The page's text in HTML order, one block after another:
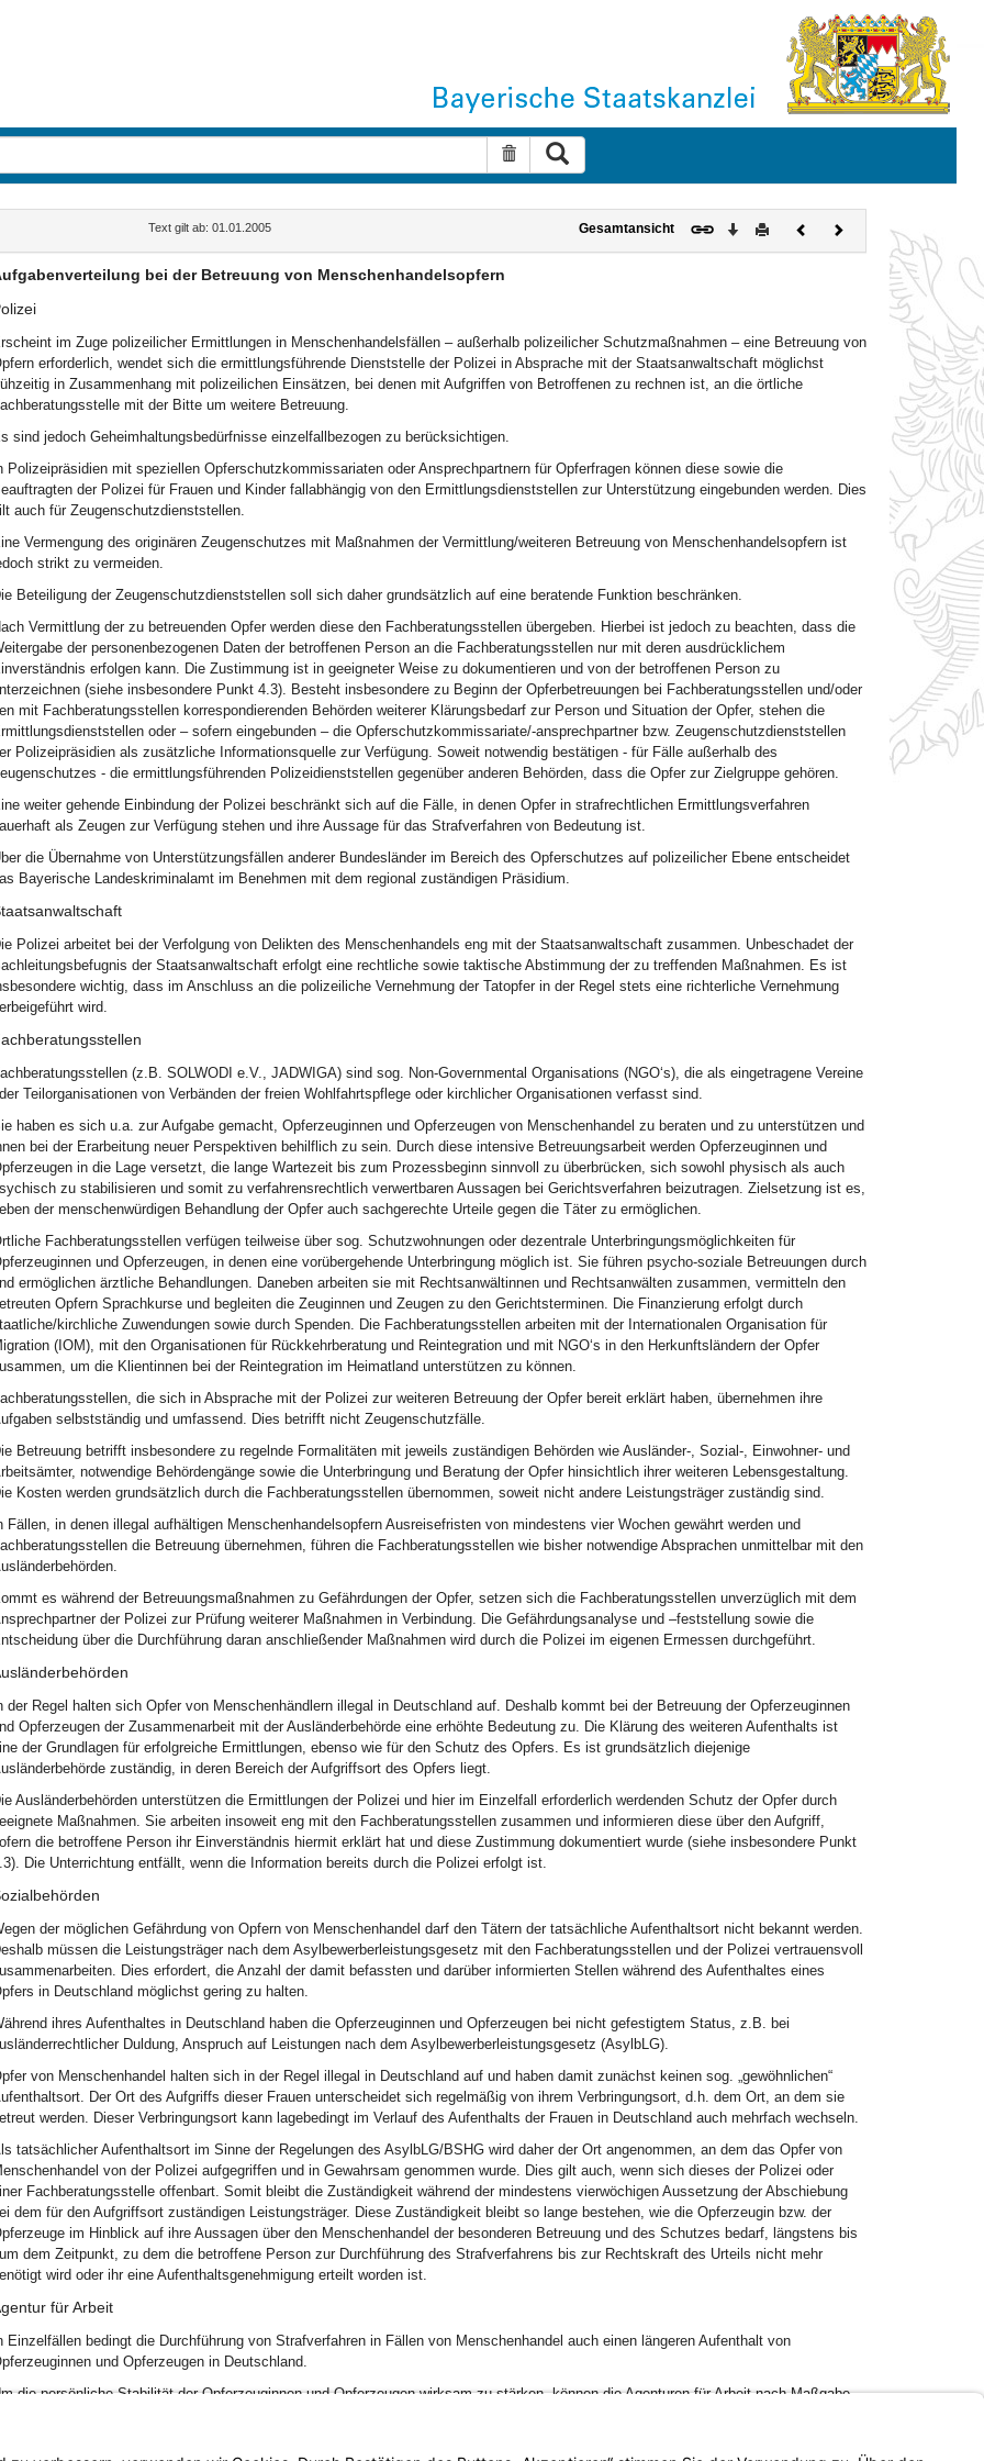
Suche zurücksetzen
Text gilt ab: 01.01.2005 Gesamtansicht Download
DruckenVorherigesNächstes
Dokument
bei der Betreuung von Menschenhandelsopfern
im Zuge polizeilicher Ermittlungen in Menschenhandelsfällen – außerhalb polizeilicher Schutzmaßnahmen – eine Betreuung von
erforderlich, wendet sich die ermittlungsführende Dienststelle der Polizei in Absprache mit der Staatsanwaltschaft möglichst
in Zusammenhang mit polizeilichen Einsätzen, bei denen mit Aufgriffen von Betroffenen zu rechnen ist, an die örtliche
mit der Bitte um weitere Betreuung.
sind jedoch Geheimhaltungsbedürfnisse einzelfallbezogen zu berücksichtigen.
Polizeipräsidien mit speziellen Opferschutzkommissariaten oder Ansprechpartnern für Opferfragen können diese sowie die
der Polizei für Frauen und Kinder fallabhängig von den Ermittlungsdienststellen zur Unterstützung eingebunden werden. Dies
auch für Zeugenschutzdienststellen.
Vermengung des originären Zeugenschutzes mit Maßnahmen der Vermittlung/weiteren Betreuung von Menschenhandelsopfern ist
strikt zu vermeiden.
Beteiligung der Zeugenschutzdienststellen soll sich daher grundsätzlich auf eine beratende Funktion beschränken.
Vermittlung der zu betreuenden Opfer werden diese den Fachberatungsstellen übergeben. Hierbei ist jedoch zu beachten, dass die
der personenbezogenen Daten der betroffenen Person an die Fachberatungsstellen nur mit deren ausdrücklichem
erfolgen kann. Die Zustimmung ist in geeigneter Weise zu dokumentieren und von der betroffenen Person zu
(siehe insbesondere Punkt 4.3). Besteht insbesondere zu Beginn der Opferbetreuungen bei Fachberatungsstellen und/oder
mit Fachberatungsstellen korrespondierenden Behörden weiterer Klärungsbedarf zur Person und Situation der Opfer, stehen die
oder – sofern eingebunden – die Opferschutzkommissariate/-ansprechpartner bzw. Zeugenschutzdienststellen
Polizeipräsidien als zusätzliche Informationsquelle zur Verfügung. Soweit notwendig bestätigen - für Fälle außerhalb des
- die ermittlungsführenden Polizeidienststellen gegenüber anderen Behörden, dass die Opfer zur Zielgruppe gehören.
weiter gehende Einbindung der Polizei beschränkt sich auf die Fälle, in denen Opfer in strafrechtlichen Ermittlungsverfahren
als Zeugen zur Verfügung stehen und ihre Aussage für das Strafverfahren von Bedeutung ist.
die Übernahme von Unterstützungsfällen anderer Bundesländer im Bereich des Opferschutzes auf polizeilicher Ebene entscheidet
Bayerische Landeskriminalamt im Benehmen mit dem regional zuständigen Präsidium.
Polizei arbeitet bei der Verfolgung von Delikten des Menschenhandels eng mit der Staatsanwaltschaft zusammen. Unbeschadet der
der Staatsanwaltschaft erfolgt eine rechtliche sowie taktische Abstimmung der zu treffenden Maßnahmen. Es ist
wichtig, dass im Anschluss an die polizeiliche Vernehmung der Tatopfer in der Regel stets eine richterliche Vernehmung
wird.
(z.B. SOLWODI e.V., JADWIGA) sind sog. Non-Governmental Organisations (NGO‘s), die als eingetragene Vereine
Teilorganisationen von Verbänden der freien Wohlfahrtspflege oder kirchlicher Organisationen verfasst sind.
haben es sich u.a. zur Aufgabe gemacht, Opferzeuginnen und Opferzeugen von Menschenhandel zu beraten und zu unterstützen und
bei der Erarbeitung neuer Perspektiven behilflich zu sein. Durch diese intensive Betreuungsarbeit werden Opferzeuginnen und
in die Lage versetzt, die lange Wartezeit bis zum Prozessbeginn sinnvoll zu überbrücken, sich sowohl physisch als auch
zu stabilisieren und somit zu verfahrensrechtlich verwertbaren Aussagen bei Gerichtsverfahren beizutragen. Zielsetzung ist es,
der menschenwürdigen Behandlung der Opfer auch sachgerechte Urteile gegen die Täter zu ermöglichen.
Fachberatungsstellen verfügen teilweise über sog. Schutzwohnungen oder dezentrale Unterbringungsmöglichkeiten für
und Opferzeugen, in denen eine vorübergehende Unterbringung möglich ist. Sie führen psycho-soziale Betreuungen durch
ermöglichen ärztliche Behandlungen. Daneben arbeiten sie mit Rechtsanwältinnen und Rechtsanwälten zusammen, vermitteln den
Opfern Sprachkurse und begleiten die Zeuginnen und Zeugen zu den Gerichtsterminen. Die Finanzierung erfolgt durch
kirchliche Zuwendungen sowie durch Spenden. Die Fachberatungsstellen arbeiten mit der Internationalen Organisation für
(IOM), mit den Organisationen für Rückkehrberatung und Reintegration und mit NGO‘s in den Herkunftsländern der Opfer
um die Klientinnen bei der Reintegration im Heimatland unterstützen zu können.
die sich in Absprache mit der Polizei zur weiteren Betreuung der Opfer bereit erklärt haben, übernehmen ihre
selbstständig und umfassend. Dies betrifft nicht Zeugenschutzfälle.
Betreuung betrifft insbesondere zu regelnde Formalitäten mit jeweils zuständigen Behörden wie Ausländer-, Sozial-, Einwohner- und
notwendige Behördengänge sowie die Unterbringung und Beratung der Opfer hinsichtlich ihrer weiteren Lebensgestaltung.
Kosten werden grundsätzlich durch die Fachberatungsstellen übernommen, soweit nicht andere Leistungsträger zuständig sind.
Fällen, in denen illegal aufhältigen Menschenhandelsopfern Ausreisefristen von mindestens vier Wochen gewährt werden und
die Betreuung übernehmen, führen die Fachberatungsstellen wie bisher notwendige Absprachen unmittelbar mit den
es während der Betreuungsmaßnahmen zu Gefährdungen der Opfer, setzen sich die Fachberatungsstellen unverzüglich mit dem
der Polizei zur Prüfung weiterer Maßnahmen in Verbindung. Die Gefährdungsanalyse und –feststellung sowie die
über die Durchführung daran anschließender Maßnahmen wird durch die Polizei im eigenen Ermessen durchgeführt.
der Regel halten sich Opfer von Menschenhändlern illegal in Deutschland auf. Deshalb kommt bei der Betreuung der Opferzeuginnen
Opferzeugen der Zusammenarbeit mit der Ausländerbehörde eine erhöhte Bedeutung zu. Die Klärung des weiteren Aufenthalts ist
der Grundlagen für erfolgreiche Ermittlungen, ebenso wie für den Schutz des Opfers. Es ist grundsätzlich diejenige
zuständig, in deren Bereich der Aufgriffsort des Opfers liegt.
Ausländerbehörden unterstützen die Ermittlungen der Polizei und hier im Einzelfall erforderlich werdenden Schutz der Opfer durch
Maßnahmen. Sie arbeiten insoweit eng mit den Fachberatungsstellen zusammen und informieren diese über den Aufgriff,
die betroffene Person ihr Einverständnis hiermit erklärt hat und diese Zustimmung dokumentiert wurde (siehe insbesondere Punkt
Die Unterrichtung entfällt, wenn die Information bereits durch die Polizei erfolgt ist.
der möglichen Gefährdung von Opfern von Menschenhandel darf den Tätern der tatsächliche Aufenthaltsort nicht bekannt werden.
müssen die Leistungsträger nach dem Asylbewerberleistungsgesetz mit den Fachberatungsstellen und der Polizei vertrauensvoll
Dies erfordert, die Anzahl der damit befassten und darüber informierten Stellen während des Aufenthaltes eines
in Deutschland möglichst gering zu halten.
ihres Aufenthaltes in Deutschland haben die Opferzeuginnen und Opferzeugen bei nicht gefestigtem Status, z.B. bei
Duldung, Anspruch auf Leistungen nach dem Asylbewerberleistungsgesetz (AsylbLG).
von Menschenhandel halten sich in der Regel illegal in Deutschland auf und haben damit zunächst keinen sog. „gewöhnlichen“
Der Ort des Aufgriffs dieser Frauen unterscheidet sich regelmäßig von ihrem Verbringungsort, d.h. dem Ort, an dem sie
werden. Dieser Verbringungsort kann lagebedingt im Verlauf des Aufenthalts der Frauen in Deutschland auch mehrfach wechseln.
tatsächlicher Aufenthaltsort im Sinne der Regelungen des AsylbLG/BSHG wird daher der Ort angenommen, an dem das Opfer von
von der Polizei aufgegriffen und in Gewahrsam genommen wurde. Dies gilt auch, wenn sich dieses der Polizei oder
Fachberatungsstelle offenbart. Somit bleibt die Zuständigkeit während der mindestens vierwöchigen Aussetzung der Abschiebung
dem für den Aufgriffsort zuständigen Leistungsträger. Diese Zuständigkeit bleibt so lange bestehen, wie die Opferzeugin bzw. der
im Hinblick auf ihre Aussagen über den Menschenhandel der besonderen Betreuung und des Schutzes bedarf, längstens bis
dem Zeitpunkt, zu dem die betroffene Person zur Durchführung des Strafverfahrens bis zur Rechtskraft des Urteils nicht mehr
wird oder ihr eine Aufenthaltsgenehmigung erteilt worden ist.
für Arbeit
Einzelfällen bedingt die Durchführung von Strafverfahren in Fällen von Menschenhandel auch einen längeren Aufenthalt von
und Opferzeugen in Deutschland.
die persönliche Stabilität der Opferzeuginnen und Opferzeugen wirksam zu stärken, können die Agenturen für Arbeit nach Maßgabe